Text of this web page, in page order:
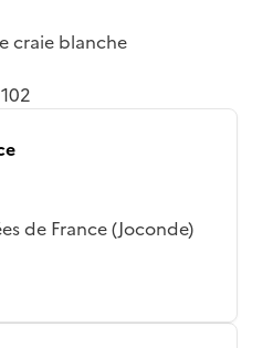
craie blanche
de France (Joconde)